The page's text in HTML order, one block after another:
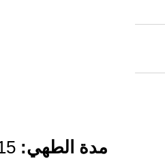
مدة الطهي: 15